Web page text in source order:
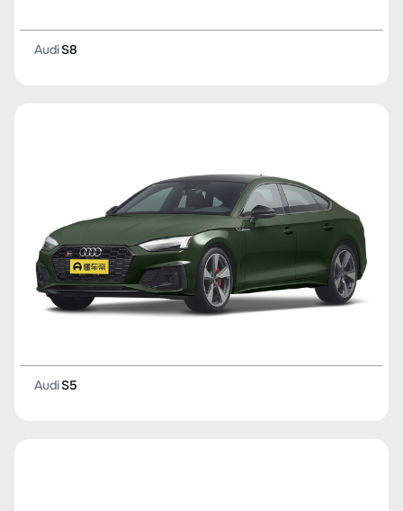
AudiS8
AudiS5